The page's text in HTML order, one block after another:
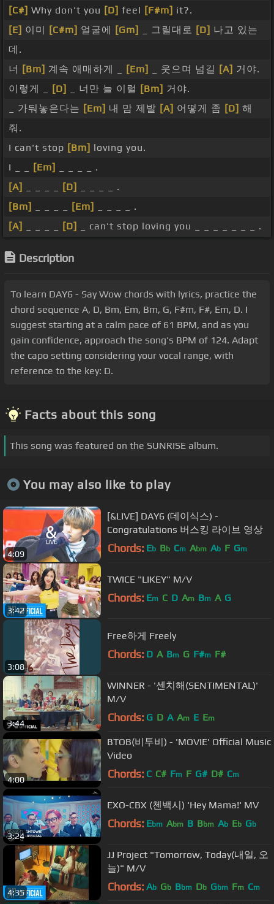
[C#] Why don't you [D] feel [F#m] it?.
[E] 이미 [C#m] 얼굴에 [Gm] _ 그릴대로 [D] 나고 있는
데.
너
[Bm] 계속 애매하게 _ [Em] _ 웃으며 넘길 [A] 거야.
이렇게 _
[D] _ 너만 늘 이럴 [Bm] 거야.
_ 가둬놓은다는 [Em] 내 맘 제발 [A] 어떻게 좀 [D] 해
줘.
I can't stop [Bm] loving you.
I _ _
[Em]
_ _ _ _ .
[A]
[D]
_ _ _ _ .
[Bm]
[Em]
_ _ _ _ .
[A]
[D] _ can't stop loving you _ _ _ _ _ _ _ .
Description
To learn DAY6 - Say Wow chords with lyrics, practice the
chord sequence A, D, Bm, Em, Bm, G, F#m, F#, Em, D. I
suggest starting at a calm pace of 61 BPM, and as you
gain confidence, approach the song's BPM of 124. Adapt
the capo setting considering your vocal range, with
reference to the key: D.
Facts about this song
This song was featured on the SUNRISE album.
You may also like to play
4:09
[&LIVE] DAY6 (데이식스) -
Congratulations 버스킹 라이브 영상
Chords: Eb Bb Cm Abm Ab F Gm
3:42
TWICE "LIKEY" M/V
Chords: Em C D Am Bm A G
3:08
Free하게 Freely
Chords: D A Bm G F#m F#
3:44
WINNER - '센치해(SENTIMENTAL)'
M/V
Chords: G D A Am E Em
4:00
BTOB(비투비) - 'MOVIE' Official Music
Video
Chords: C C# Fm F G# D# Cm
3:24
EXO-CBX (첸백시) 'Hey Mama!' MV
Chords: Ebm Abm B Bbm Ab Eb Gb
4:35
JJ Project "Tomorrow, Today(내일, 오
늘)" M/V
Chords: Ab Gb Bbm Db Gbm Fm Cm